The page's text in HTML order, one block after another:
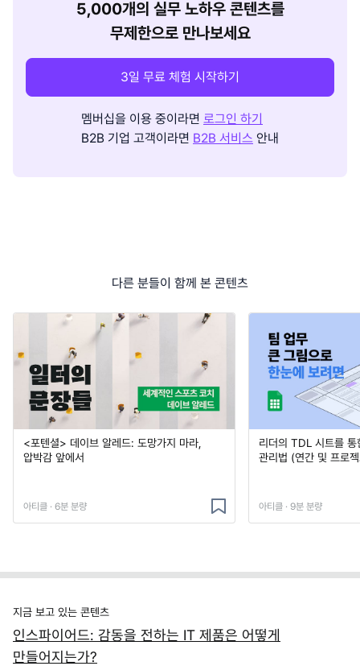
5,000개의 실무 노하우 콘텐츠를
무제한으로 만나보세요
3일 무료 체험 시작하기
멤버십을 이용 중이라면 로그인 하기
B2B 기업 고객이라면 B2B 서비스 안내
다른 분들이 함께 본 콘텐츠
<포텐셜> 데이브 알레드: 도망가지 마라,
압박감 앞에서
아티클 · 6분 분량
리더의 TDL 시트를
관리법 (연간 및 프로
아티클 · 9분 분량
지금 보고 있는 콘텐츠
인스파이어드: 감동을 전하는 IT 제품은 어떻게
만들어지는가?